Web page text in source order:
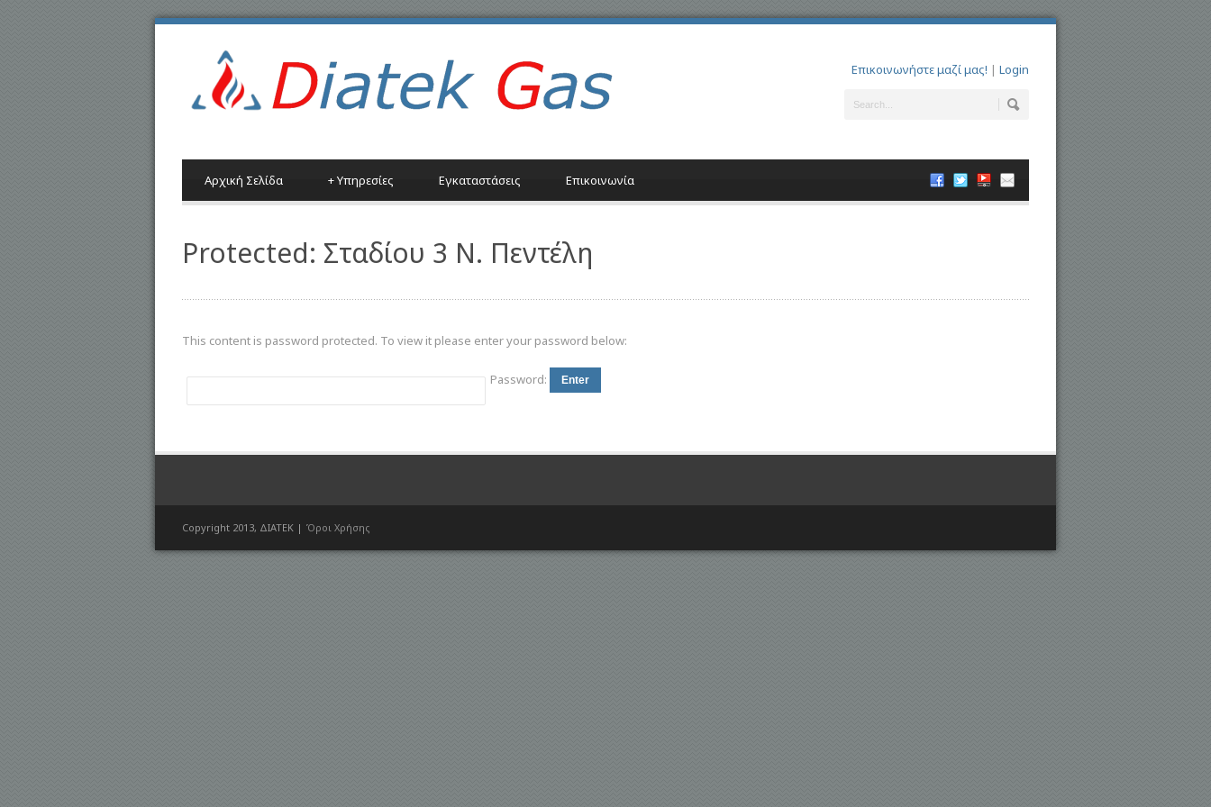
Επικοινωνήστε μαζί μας! | Login
Αρχική Σελίδα Υπηρεσίες
+ Εγκαταστάσεις Επικοινωνία
Protected: Σταδίου 3 Ν. Πεντέλη
This content is password protected. To view it please enter your password below:
Password:
Copyright 2013, ΔΙΑΤΕΚ | Όροι Χρήσης